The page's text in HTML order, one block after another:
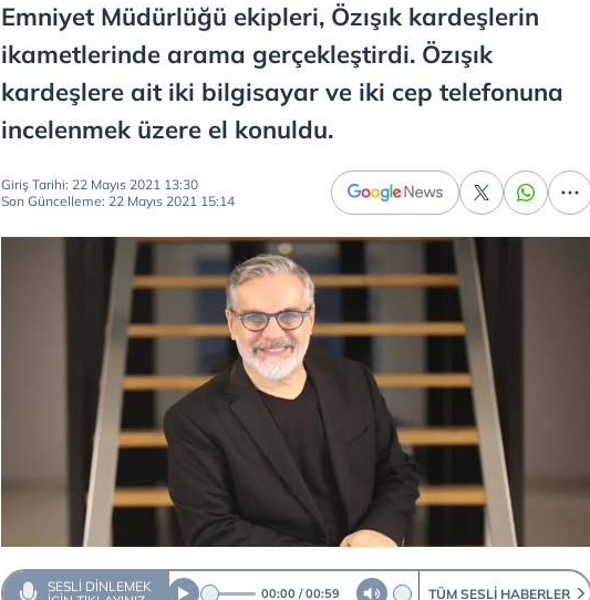
Emniyet Müdürlüğü ekipleri, Özışık kardeşlerin
ikametlerinde arama gerçekleştirdi. Özışık
kardeşlere ait iki bilgisayar ve iki cep telefonuna
incelenmek üzere el konuldu.
Giriş Tarihi: 22 Mayıs 2021 13:30
Son Güncelleme: 22 Mayıs 2021 15:14
SESLI DINLEMEK
00:00 00:59 TÜM SESLI HABERLER